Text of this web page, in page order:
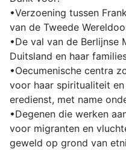
•Verzoening tussen
van de Tweede
•De val van de Berlijnse
Duitsland en haar
•Oecumenische centra
voor haar spiritualiteit
eredienst, met name
•Degenen die werken
voor migranten en
geweld op grond van